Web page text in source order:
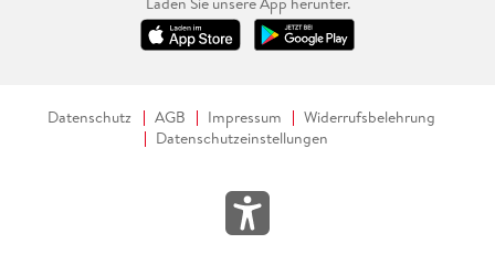
Datenschutz AGB Impressum
Widerrufsbelehrung
Datenschutzeinstellungen